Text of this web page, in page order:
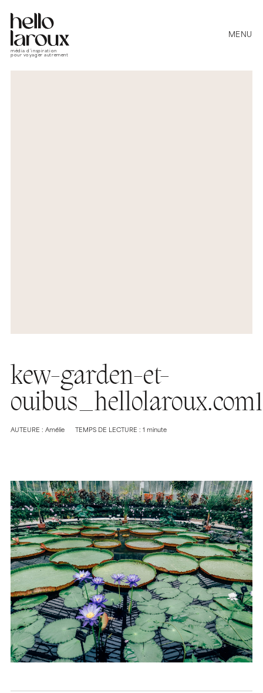
média d’inspiration
pour voyager autrement
MENU
kew-garden-et-
AUTEURE : Amélie TEMPS DE LECTURE : 1 minute